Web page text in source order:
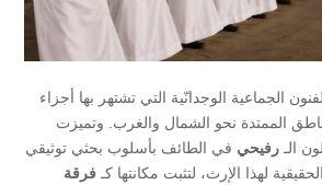
الجماعية الوجدانّية التي تشتهر بها أجزاء
الممتدة نحو الشمال والغرب. وتميزت
الـ رفيحي في الطائف بأسلوب بحثي توثيقي
لهذا الإرث، لتثبت مكانتها كـ فرقة